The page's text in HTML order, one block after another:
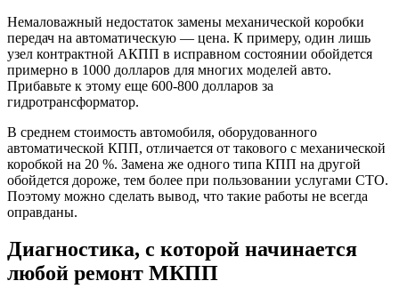
Немаловажный недостаток замены механической коробки
передач на автоматическую — цена. К примеру, один лишь
узел контрактной АКПП в исправном состоянии обойдется
примерно в 1000 долларов для многих моделей авто.
Прибавьте к этому еще 600-800 долларов за
гидротрансформатор.
В среднем стоимость автомобиля, оборудованного
автоматической КПП, отличается от такового с механической
коробкой на 20 %. Замена же одного типа КПП на другой
обойдется дороже, тем более при пользовании услугами СТО.
Поэтому можно сделать вывод, что такие работы не всегда
оправданы.
Диагностика, с которой начинается
любой ремонт МКПП